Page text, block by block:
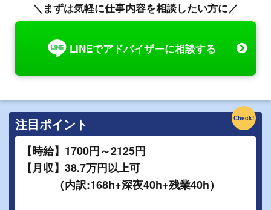
＼まずは気軽に仕事内容を相談したい方に／
LINEでアドバイザーに相談する
注目ポイント Check!
【時給】1700円～2125円
【月収】38.7万円以上可
（内訳:168h+深夜40h+残業40h）